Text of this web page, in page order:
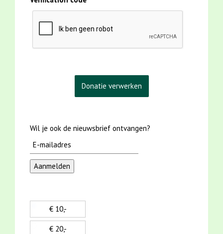
Wil je ook de nieuwsbrief ontvangen?
€ 10,-
€ 20,-